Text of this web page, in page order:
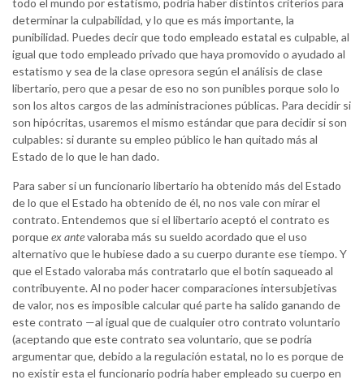
todo el mundo por estatismo, podría haber distintos criterios para
determinar la culpabilidad, y lo que es más importante, la
punibilidad. Puedes decir que todo empleado estatal es culpable, al
igual que todo empleado privado que haya promovido o ayudado al
estatismo y sea de la clase opresora según el análisis de clase
libertario, pero que a pesar de eso no son punibles porque solo lo
son los altos cargos de las administraciones públicas. Para decidir si
son hipócritas, usaremos el mismo estándar que para decidir si son
culpables: si durante su empleo público le han quitado más al
Estado de lo que le han dado.
Para saber si un funcionario libertario ha obtenido más del Estado
de lo que el Estado ha obtenido de él, no nos vale con mirar el
contrato. Entendemos que si el libertario aceptó el contrato es
porqueex antevaloraba más su sueldo acordado que el uso
alternativo que le hubiese dado a su cuerpo durante ese tiempo. Y
que el Estado valoraba más contratarlo que el botín saqueado al
contribuyente. Al no poder hacer comparaciones intersubjetivas
de valor, nos es imposible calcular qué parte ha salido ganando de
este contrato —al igual que de cualquier otro contrato voluntario
(aceptando que este contrato sea voluntario, que se podría
argumentar que, debido a la regulación estatal, no lo es porque de
no existir esta el funcionario podría haber empleado su cuerpo en